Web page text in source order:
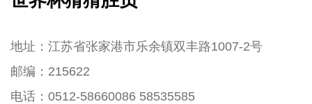
地址：江苏省张家港市乐余镇双丰路1007-2号
邮编：215622
电话：0512-58660086 58535585